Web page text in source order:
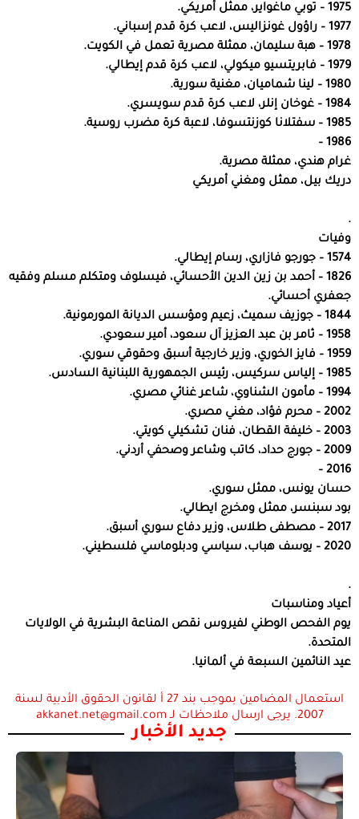
1975 – توبي ماغواير، ممثل أمريكي.
1977 – راؤول غونزاليس، لاعب كرة قدم إسباني.
1978 – هبة سليمان، ممثلة مصرية تعمل في الكويت.
1979 – فابريتسيو ميكولي، لاعب كرة قدم إيطالي.
1980 – لينا شماميان، مغنية سورية.
1984 – غوخان إنلر، لاعب كرة قدم سويسري.
1985 – سفتلانا كوزنتسوفا، لاعبة كرة مضرب روسية.
1986 –
غرام هندي، ممثلة مصرية.
دريك بيل، ممثل ومغني أمريكي
.
وفيات
1574 – جورجو فازاري، رسام إيطالي.
1826 – أحمد بن زين الدين الأحسائي، فيسلوف ومتكلم مسلم وفقيه
جعفري أحسائي.
1844 – جوزيف سميث، زعيم ومؤسس الديانة المورمونية.
1958 – ثامر بن عبد العزيز آل سعود، أمير سعودي.
1959 – فايز الخوري، وزير خارجية أسبق وحقوقي سوري.
1985 – إلياس سركيس، رئيس الجمهورية اللبنانية السادس.
1994 – مأمون الشناوي، شاعر غنائي مصري.
2002 – محرم فؤاد، مغني مصري.
2003 – خليفة القطان، فنان تشكيلي كويتي.
2009 – جورج حداد، كاتب وشاعر وصحفي أردني.
2016 –
حسان يونس، ممثل سوري.
بود سبنسر، ممثل ومخرج ايطالي.
2017 – مصطفى طلاس، وزير دفاع سوري أسبق.
2020 – يوسف هباب، سياسي ودبلوماسي فلسطيني.
.
أعياد ومناسبات
يوم الفحص الوطني لفيروس نقص المناعة البشرية في الولايات
المتحدة.
عيد النائمين السبعة في ألمانيا.
استعمال المضامين بموجب بند 27 أ لقانون الحقوق الأدبية لسنة
2007. يرجى ارسال ملاحظات لـ akkanet.net@gmail.com
جديد الأخبار